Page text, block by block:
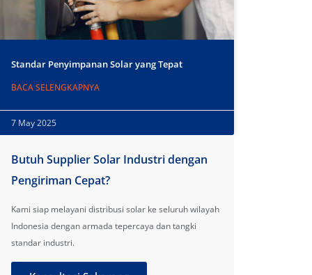
Standar Penyimpanan Solar yang Tepat
BACA SELENGKAPNYA
7 May 2025
Butuh Supplier Solar Industri dengan
Pengiriman Cepat?
Kami siap melayani distribusi solar ke seluruh wilayah
Indonesia dengan armada tepercaya dan tangki
standar industri.